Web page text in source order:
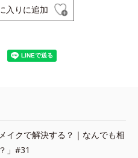
入りに追加
イクで解決する？｜なんでも相
」#31